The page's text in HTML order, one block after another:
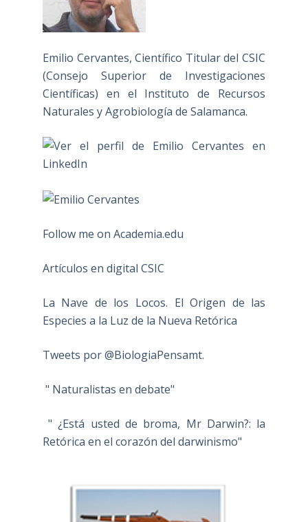
Emilio Cervantes, Científico Titular del CSIC
(Consejo Superior de Investigaciones
Científicas) en el Instituto de Recursos
Naturales y Agrobiología de Salamanca.
Follow me on Academia.edu
Artículos en digital CSIC
La Nave de los Locos. El Origen de las
Especies a la Luz de la Nueva Retórica
Tweets por @BiologiaPensamt.
" Naturalistas en debate"
" ¿Está usted de broma, Mr Darwin?: la
Retórica en el corazón del darwinismo"